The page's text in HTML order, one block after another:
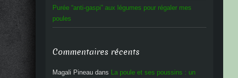
Purée “anti-gaspi” aux légumes pour régaler mes
poules
Commentaires récents
Magali Pineau dans La poule et ses poussins : un